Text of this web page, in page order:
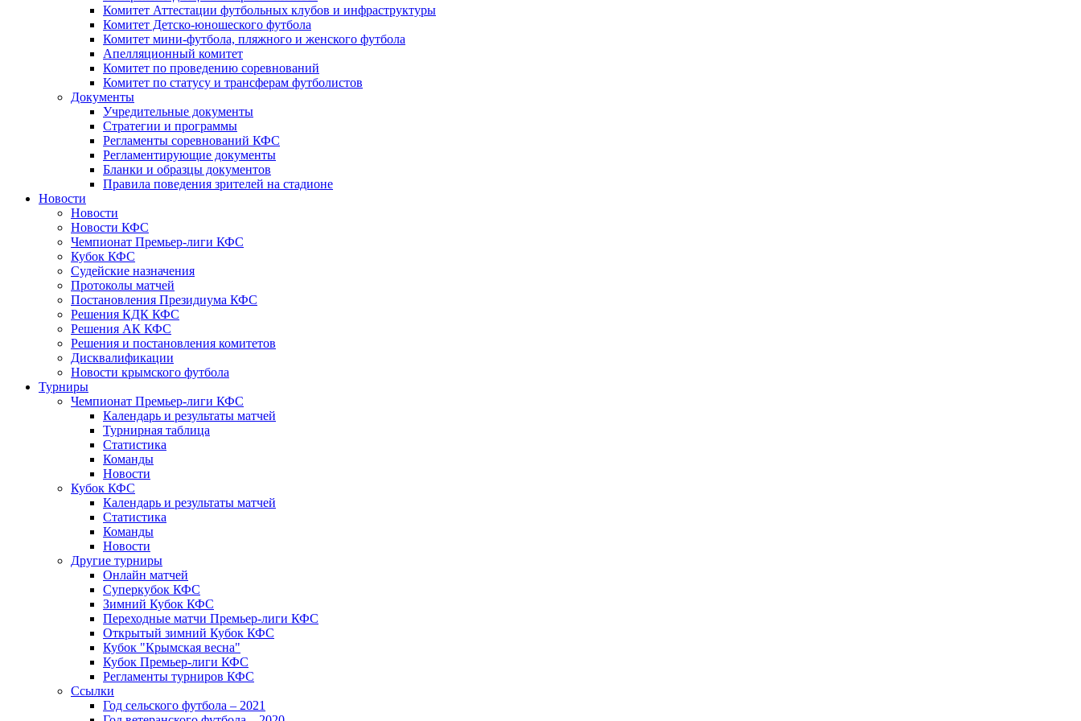
Комитет Аттестации футбольных клубов и инфраструктуры
Комитет Детско-юношеского футбола
Комитет мини-футбола, пляжного и женского футбола
Апелляционный комитет
Комитет по проведению соревнований
Комитет по статусу и трансферам футболистов
Документы
Учредительные документы
Стратегии и программы
Регламенты соревнований КФС
Регламентирующие документы
Бланки и образцы документов
Правила поведения зрителей на стадионе
Новости
Новости
Новости КФС
Чемпионат Премьер-лиги КФС
Кубок КФС
Судейские назначения
Протоколы матчей
Постановления Президиума КФС
Решения КДК КФС
Решения АК КФС
Решения и постановления комитетов
Дисквалификации
Новости крымского футбола
Турниры
Чемпионат Премьер-лиги КФС
Календарь и результаты матчей
Турнирная таблица
Статистика
Команды
Новости
Кубок КФС
Календарь и результаты матчей
Статистика
Команды
Новости
Другие турниры
Онлайн матчей
Суперкубок КФС
Зимний Кубок КФС
Переходные матчи Премьер-лиги КФС
Открытый зимний Кубок КФС
Кубок "Крымская весна"
Кубок Премьер-лиги КФС
Регламенты турниров КФС
Ссылки
Год сельского футбола – 2021